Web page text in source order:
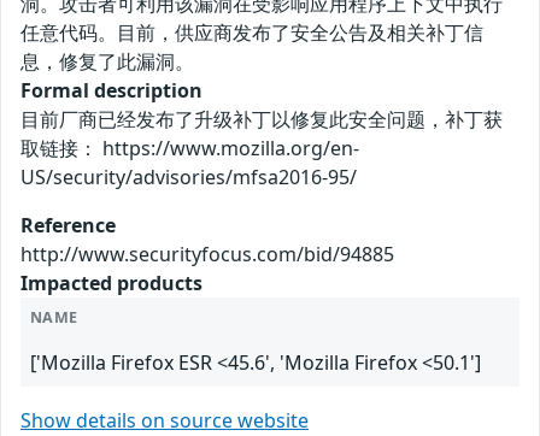
任意代码。目前，供应商发布了安全公告及相关补丁信
息，修复了此漏洞。
Formal description
目前厂商已经发布了升级补丁以修复此安全问题，补丁获
取链接： https://www.mozilla.org/en-
US/security/advisories/mfsa2016-95/
Reference
http://www.securityfocus.com/bid/94885
Impacted products
NAME
['Mozilla Firefox ESR <45.6', 'Mozilla Firefox <50.1']
Show details on source website